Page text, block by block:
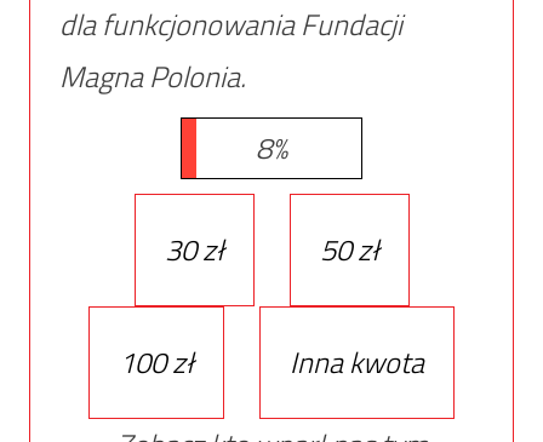
dla funkcjonowania Fundacji
Magna Polonia.
8%
30 zł 50 zł
100 zł
Inna kwota